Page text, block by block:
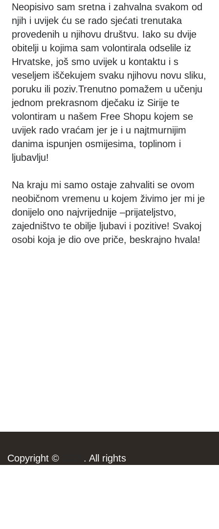
Neopisivo sam sretna i zahvalna svakom od
njih i uvijek ću se rado sjećati trenutaka
provedenih u njihovu društvu. Iako su dvije
obitelji u kojima sam volontirala odselile iz
Hrvatske, još smo uvijek u kontaktu i s
veseljem iščekujem svaku njihovu novu sliku,
poruku ili poziv.Trenutno pomažem u učenju
jednom prekrasnom dječaku iz Sirije te
volontiram u našem Free Shopu kojem se
uvijek rado vraćam jer je i u najtmurnijim
danima ispunjen osmijesima, toplinom i
ljubavlju!
Na kraju mi samo ostaje zahvaliti se ovom
neobičnom vremenu u kojem živimo jer mi je
donijelo ono najvrijednije –prijateljstvo,
zajedništvo te obilje ljubavi i pozitive! Svakoj
osobi koja je dio ove priče, beskrajno hvala!
Copyright ©
. All rights